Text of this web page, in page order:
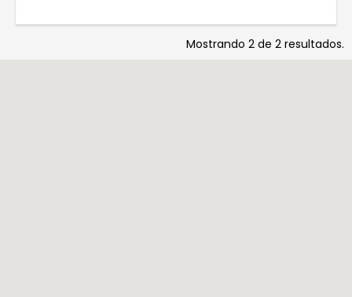
Mostrando 2 de 2 resultados.